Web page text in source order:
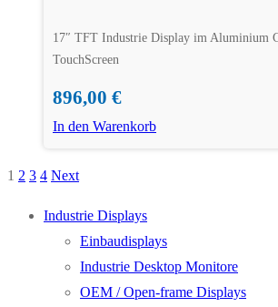
17″ TFT Industrie Display im Aluminium
TouchScreen
896,00 €
In den Warenkorb
Seitennummerierung
der
Beiträge
1 2 3 4 Next
Industrie Displays
Einbaudisplays
Industrie Desktop Monitore
OEM / Open-frame Displays